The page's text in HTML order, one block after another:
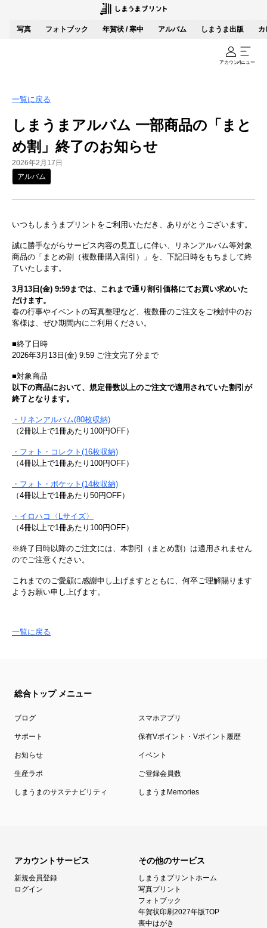
写真 フォトブック 年賀状 / 寒中 アルバム しまうま出版 カ
アカウントメニュー
一覧に戻る
しまうまアルバム 一部商品の「まと
め割」終了のお知らせ
2026年2月17日
アルバム
いつもしまうまプリントをご利用いただき、ありがとうございます。
誠に勝手ながらサービス内容の見直しに伴い、リネンアルバム等対象
商品の「まとめ割（複数冊購入割引）」を、下記日時をもちまして終
了いたします。
3月13日(金) 9:59までは、これまで通り割引価格にてお買い求めいた
だけます。
春の行事やイベントの写真整理など、複数冊のご注文をご検討中のお
客様は、ぜひ期間内にご利用ください。
■終了日時
2026年3月13日(金) 9:59 ご注文完了分まで
■対象商品
以下の商品において、規定冊数以上のご注文で適用されていた割引が
終了となります。
・リネンアルバム(80枚収納)
（2冊以上で1冊あたり100円OFF）
・フォト・コレクト(16枚収納)
（4冊以上で1冊あたり100円OFF）
・フォト・ポケット(14枚収納)
（4冊以上で1冊あたり50円OFF）
・イロハコ〈Lサイズ〉
（4冊以上で1冊あたり100円OFF）
※終了日時以降のご注文には、本割引（まとめ割）は適用されません
のでご注意ください。
これまでのご愛顧に感謝申し上げますとともに、何卒ご理解賜ります
ようお願い申し上げます。
一覧に戻る
総合トップ メニュー
ブログ スマホアプリ
サポート 保有Vポイント・Vポイント履歴
お知らせ イベント
生産ラボ ご登録会員数
しまうまのサステナビリティ しまうまMemories
アカウントサービス
新規会員登録
ログイン
その他のサービス
しまうまプリントホーム
写真プリント
フォトブック
年賀状印刷2027年版TOP
喪中はがき